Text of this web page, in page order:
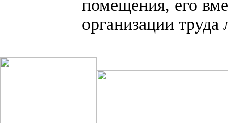
помещения, его
организации труда